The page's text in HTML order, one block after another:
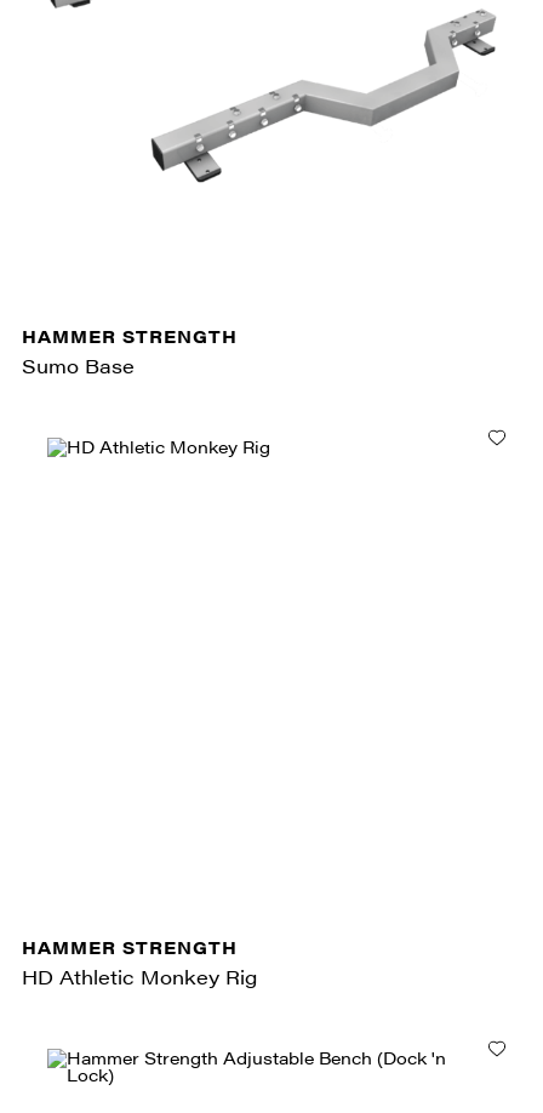
HAMMER STRENGTH
Sumo Base
HAMMER STRENGTH
HD Athletic Monkey Rig